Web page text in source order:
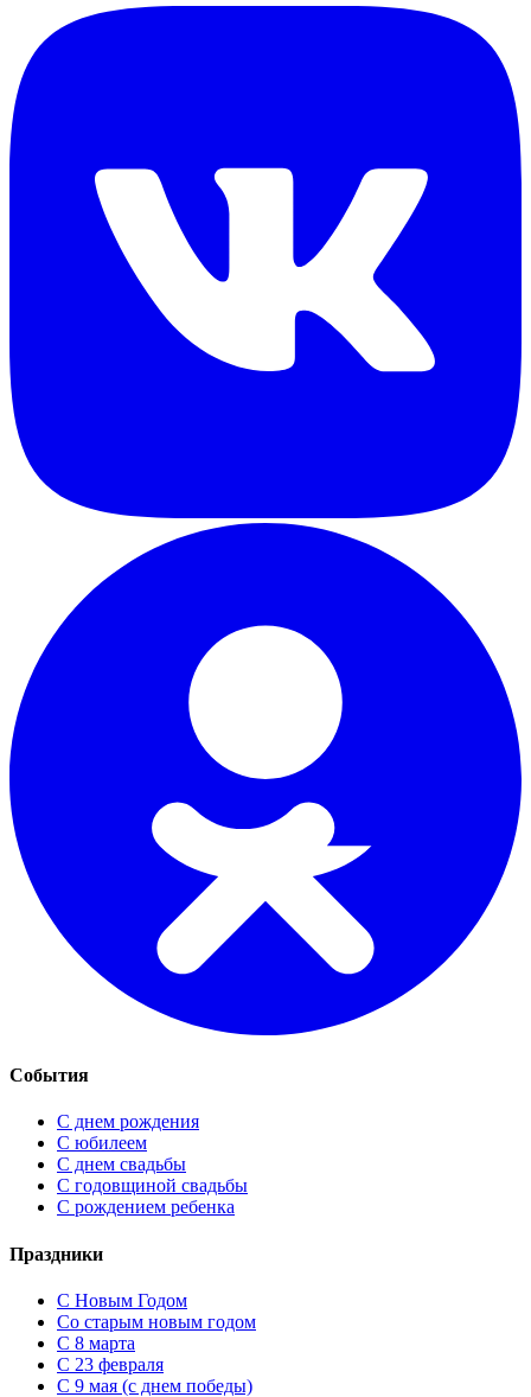
События
С днем рождения
С юбилеем
С днем свадьбы
С годовщиной свадьбы
С рождением ребенка
Праздники
C Новым Годом
Cо старым новым годом
С 8 марта
С 23 февраля
С 9 мая (с днем победы)